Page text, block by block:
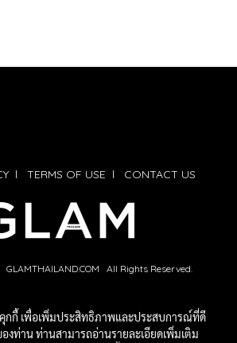
l TERMS OF USE l CONTACT US
All Rights Reserved.
คุกกี้ เพื่อเพิ่มประสิทธิภาพและประสบการณ์ที่ดี
องท่าน ท่านสามารถอ่านรายละเอียดเพิ่มเติม